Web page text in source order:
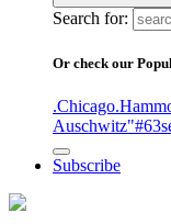
Search for:
Or check our
.Chicago
Auschwitz"
Subscribe